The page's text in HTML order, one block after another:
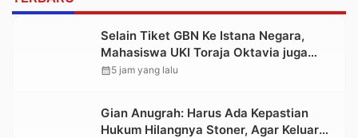
Selain Tiket GBN Ke Istana Negara,
Mahasiswa UKI Toraja Oktavia juga
Lolos ke Pekan Seni Mahasiswa
calendar_month5 jam yang lalu
Gian Anugrah: Harus Ada Kepastian
Hukum Hilangnya Stoner, Agar Keluarga